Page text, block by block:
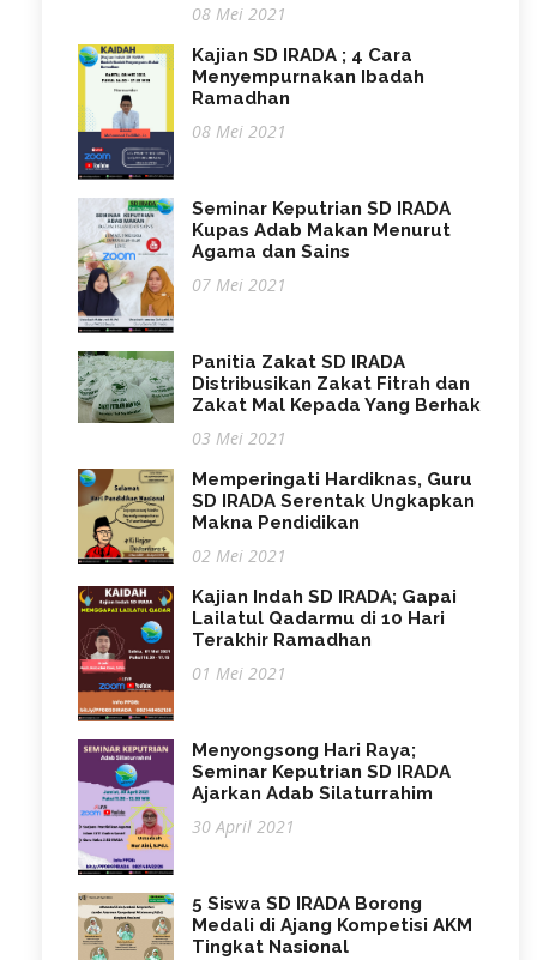
08 Mei 2021
Kajian SD IRADA ; 4 Cara
Menyempurnakan Ibadah
Ramadhan
08 Mei 2021
Seminar Keputrian SD IRADA
Kupas Adab Makan Menurut
Agama dan Sains
07 Mei 2021
Panitia Zakat SD IRADA
Distribusikan Zakat Fitrah dan
Zakat Mal Kepada Yang Berhak
03 Mei 2021
Memperingati Hardiknas, Guru
SD IRADA Serentak Ungkapkan
Makna Pendidikan
02 Mei 2021
Kajian Indah SD IRADA; Gapai
Lailatul Qadarmu di 10 Hari
Terakhir Ramadhan
01 Mei 2021
Menyongsong Hari Raya;
Seminar Keputrian SD IRADA
Ajarkan Adab Silaturrahim
30 April 2021
5 Siswa SD IRADA Borong
Medali di Ajang Kompetisi AKM
Tingkat Nasional